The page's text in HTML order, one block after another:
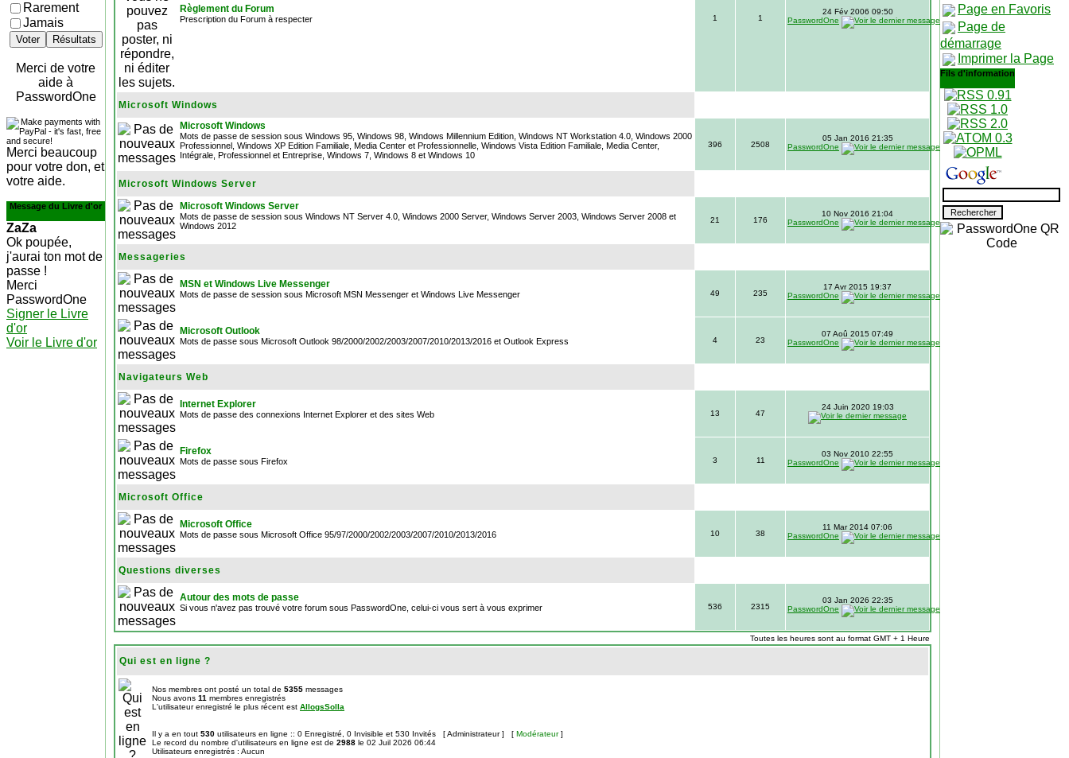
Rarement
Jamais
Voter Résultats
Merci de votre
aide à
PasswordOne
Merci beaucoup
pour votre don, et
votre aide.
Message du Livre d'or
ZaZa
Ok poupée,
j'aurai ton mot de
passe !
Merci
PasswordOne
Signer le Livre
d'or
Voir le Livre d'or
Règlement du Forum
Prescription du Forum à respecter 1 1
24 Fév 2006 09:50
PasswordOne
Microsoft Windows
Microsoft Windows
Mots de passe de session sous Windows 95, Windows 98, Windows Millennium Edition, Windows NT Workstation 4.0, Windows 2000
Professionnel, Windows XP Edition Familiale, Media Center et Professionnelle, Windows Vista Edition Familiale, Media Center,
Intégrale, Professionnel et Entreprise, Windows 7, Windows 8 et Windows 10
396 2508
05 Jan 2016 21:35
PasswordOne
Microsoft Windows Server
Microsoft Windows Server
Mots de passe de session sous Windows NT Server 4.0, Windows 2000 Server, Windows Server 2003, Windows Server 2008 et
Windows 2012
21 176
10 Nov 2016 21:04
PasswordOne
Messageries
MSN et Windows Live Messenger
Mots de passe de session sous Microsoft MSN Messenger et Windows Live Messenger 49 235
17 Avr 2015 19:37
PasswordOne
Microsoft Outlook
Mots de passe sous Microsoft Outlook 98/2000/2002/2003/2007/2010/2013/2016 et Outlook Express 4 23
07 Aoû 2015 07:49
PasswordOne
Navigateurs Web
Internet Explorer
Mots de passe des connexions Internet Explorer et des sites Web 13 47
24 Juin 2020 19:03
Firefox
Mots de passe sous Firefox 3 11
03 Nov 2010 22:55
PasswordOne
Microsoft Office
Microsoft Office
Mots de passe sous Microsoft Office 95/97/2000/2002/2003/2007/2010/2013/2016 10 38
11 Mar 2014 07:06
PasswordOne
Questions diverses
Autour des mots de passe
Si vous n'avez pas trouvé votre forum sous PasswordOne, celui-ci vous sert à vous exprimer 536 2315
03 Jan 2026 22:35
PasswordOne
Toutes les heures sont au format GMT + 1 Heure
Qui est en ligne ?
Nos membres ont posté un total de 5355 messages
Nous avons 11 membres enregistrés
L'utilisateur enregistré le plus récent est AllogsSolla
Il y a en tout 530 utilisateurs en ligne :: 0 Enregistré, 0 Invisible et 530 Invités [Administrateur] [ Modérateur]
Le record du nombre d'utilisateurs en ligne est de 2988 le 02 Juil 2026 06:44
Utilisateurs enregistrés : Aucun
Page en Favoris
Page de
démarrage
Imprimer la Page
Fils d'information